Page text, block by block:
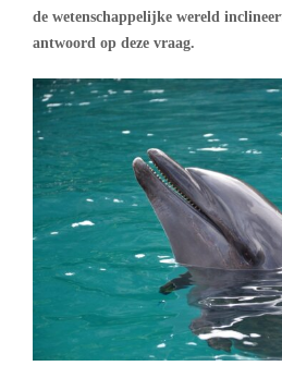
de wetenschappelijke wereld
antwoord op deze vraag.